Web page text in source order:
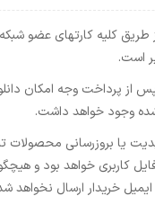
طریق کلیه کارتهای عضو
است.
از پرداخت وجه امکان
وجود خواهد داشت.
یا بروزرسانی محصولات
کاربری خواهد بود و
خریدار ارسال نخواهد